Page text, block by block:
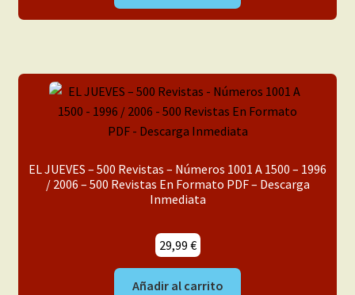
EL JUEVES – 500 Revistas – Números 1001 A 1500 – 1996
/ 2006 – 500 Revistas En Formato PDF – Descarga
Inmediata
29,99 €
Añadir al carrito